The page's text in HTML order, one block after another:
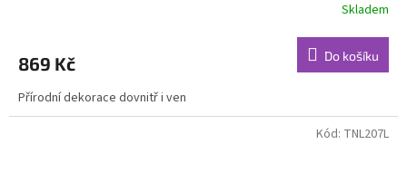
Skladem
869 Kč Do košíku
Přírodní dekorace dovnitř i ven
Kód: TNL207L